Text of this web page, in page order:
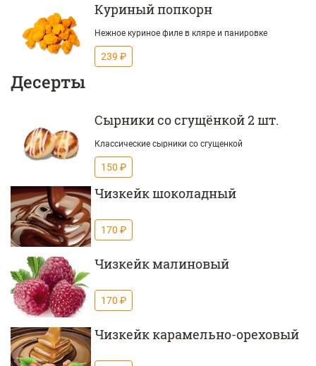
Куриный попкорн
Нежное куриное филе в кляре и панировке
239 ₽
Десерты
Сырники со сгущёнкой 2 шт.
Классические сырники со сгущенкой
150 ₽
Чизкейк шоколадный
170 ₽
Чизкейк малиновый
170 ₽
Чизкейк карамельно-ореховый